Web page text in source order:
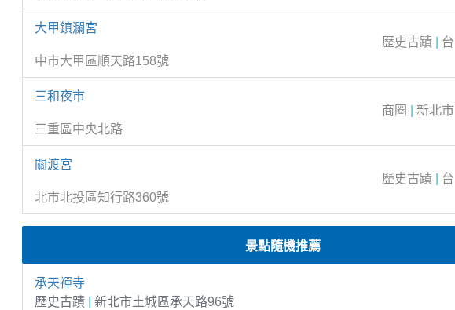
大甲鎮瀾宮
歷史古蹟
台
中市大甲區順天路158號
三和夜市
商圈
新北市
三重區中央北路
關渡宮
歷史古蹟
台
北市北投區知行路360號
景點隨機推薦
承天禪寺
歷史古蹟
新北市土城區承天路96號